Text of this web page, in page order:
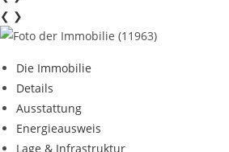
❮ ❯
Die Immobilie
Details
Ausstattung
Energieausweis
Lage & Infrastruktur